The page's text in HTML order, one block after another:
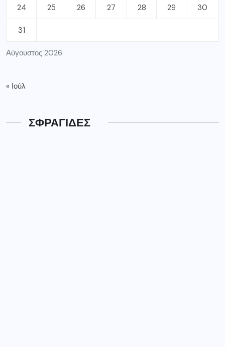
Αύγουστος 2026
24 25 26 27 28 29 30
31
« Ιούλ
ΣΦΡΑΓΙΔΕΣ